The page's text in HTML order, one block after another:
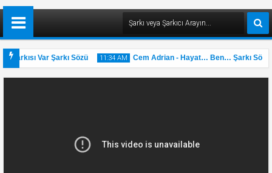
Var Şarkı Sözü 11:34 AM
31 May
2025
Cem Adrian - Hayat… Ben… Şarkı Sözü